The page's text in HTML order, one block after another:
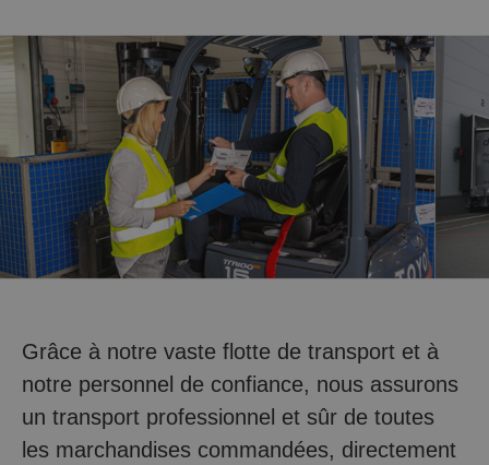
Grâce à notre vaste flotte de transport et à
notre personnel de confiance, nous assurons
un transport professionnel et sûr de toutes
les marchandises commandées, directement